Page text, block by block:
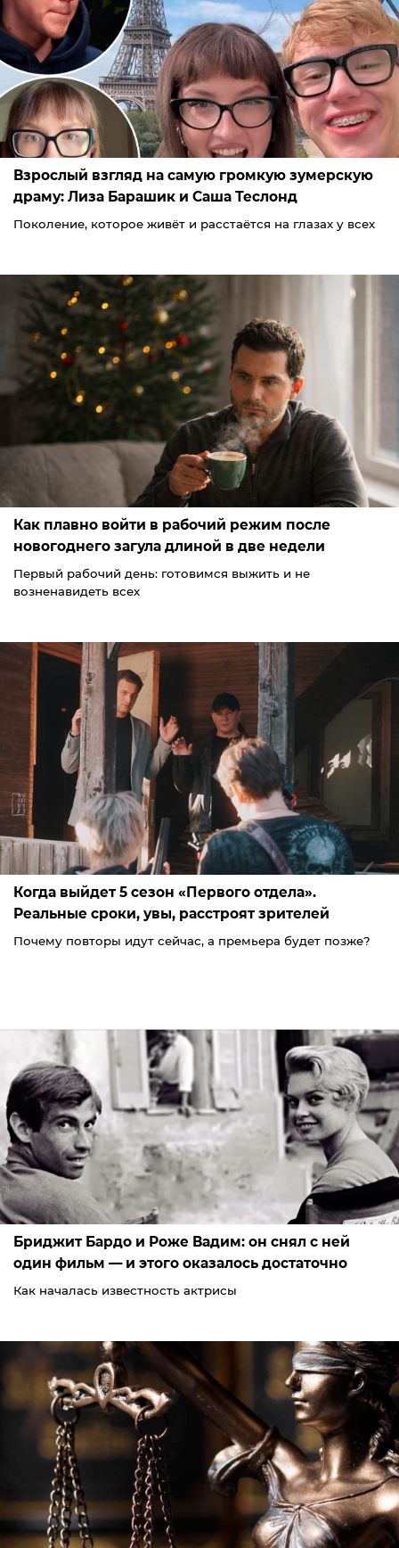
Взрослый взгляд на самую громкую зумерскую
драму: Лиза Барашик и Саша Теслонд
Поколение, которое живёт и расстаётся на глазах у всех
Как плавно войти в рабочий режим после
новогоднего загула длиной в две недели
Первый рабочий день: готовимся выжить и не
возненавидеть всех
Когда выйдет 5 сезон «Первого отдела».
Реальные сроки, увы, расстроят зрителей
Почему повторы идут сейчас, а премьера будет позже?
Бриджит Бардо и Роже Вадим: он снял с ней
один фильм — и этого оказалось достаточно
Как началась известность актрисы